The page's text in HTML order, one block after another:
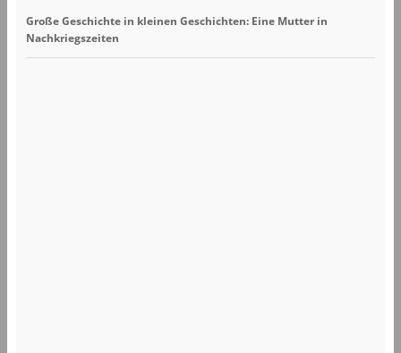
Große Geschichte in kleinen Geschichten: Eine Mutter in
Nachkriegszeiten